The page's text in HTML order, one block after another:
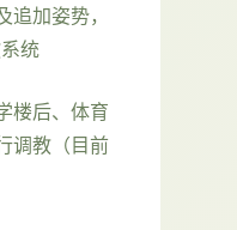
加姿势，
统
楼后、体育
调教（目前